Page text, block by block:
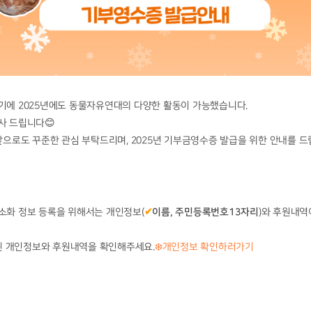
에 2025년에도 동물자유연대의 다양한 활동이 가능했습니다.
드립니다😊
로도 꾸준한 관심 부탁드리며, 2025년 기부금영수증 발급을 위한 안내를 드
화 정보 등록을 위해서는 개인정보(✔이름, 주민등록번호13자리 )와후원내역
개인정보와 후원내역을 확인해주세요.❄️개인정보 확인하러가기